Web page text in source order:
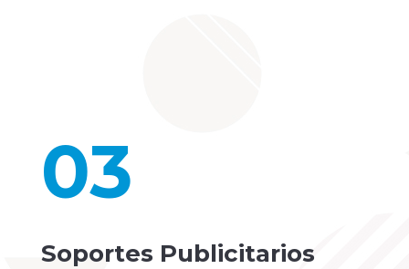
03
Soportes Publicitarios